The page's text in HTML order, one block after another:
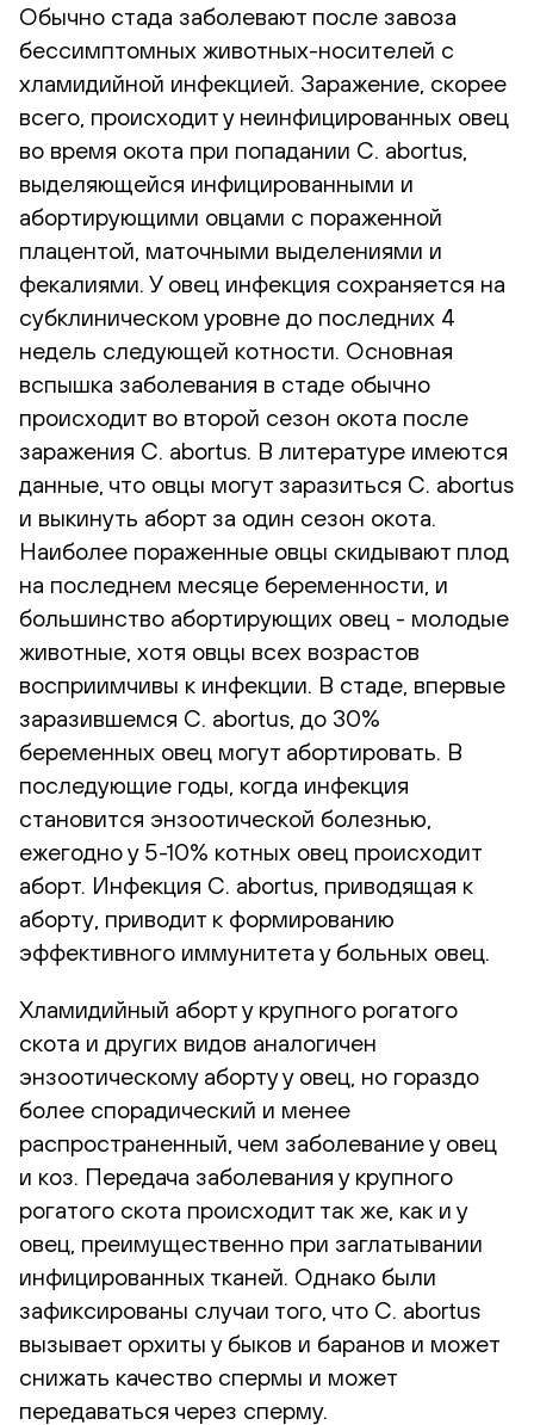
Обычно стада заболевают после завоза
бессимптомных животных-носителей с
хламидийной инфекцией. Заражение, скорее
всего, происходит у неинфицированных овец
во время окота при попадании C. abortus,
выделяющейся инфицированными и
абортирующими овцами с пораженной
плацентой, маточными выделениями и
фекалиями. У овец инфекция сохраняется на
субклиническом уровне до последних 4
недель следующей котности. Основная
вспышка заболевания в стаде обычно
происходит во второй сезон окота после
заражения C. abortus. В литературе имеются
данные, что овцы могут заразиться C. abortus
и выкинуть аборт за один сезон окота.
Наиболее пораженные овцы скидывают плод
на последнем месяце беременности, и
большинство абортирующих овец - молодые
животные, хотя овцы всех возрастов
восприимчивы к инфекции. В стаде, впервые
заразившемся C. abortus, до 30%
беременных овец могут абортировать. В
последующие годы, когда инфекция
становится энзоотической болезнью,
ежегодно у 5-10% котных овец происходит
аборт. Инфекция C. abortus, приводящая к
аборту, приводит к формированию
эффективного иммунитета у больных овец.
Хламидийный аборт у крупного рогатого
скота и других видов аналогичен
энзоотическому аборту у овец, но гораздо
более спорадический и менее
распространенный, чем заболевание у овец
и коз. Передача заболевания у крупного
рогатого скота происходит так же, как и у
овец, преимущественно при заглатывании
инфицированных тканей. Однако были
зафиксированы случаи того, что C. abortus
вызывает орхиты у быков и баранов и может
снижать качество спермы и может
передаваться через сперму.